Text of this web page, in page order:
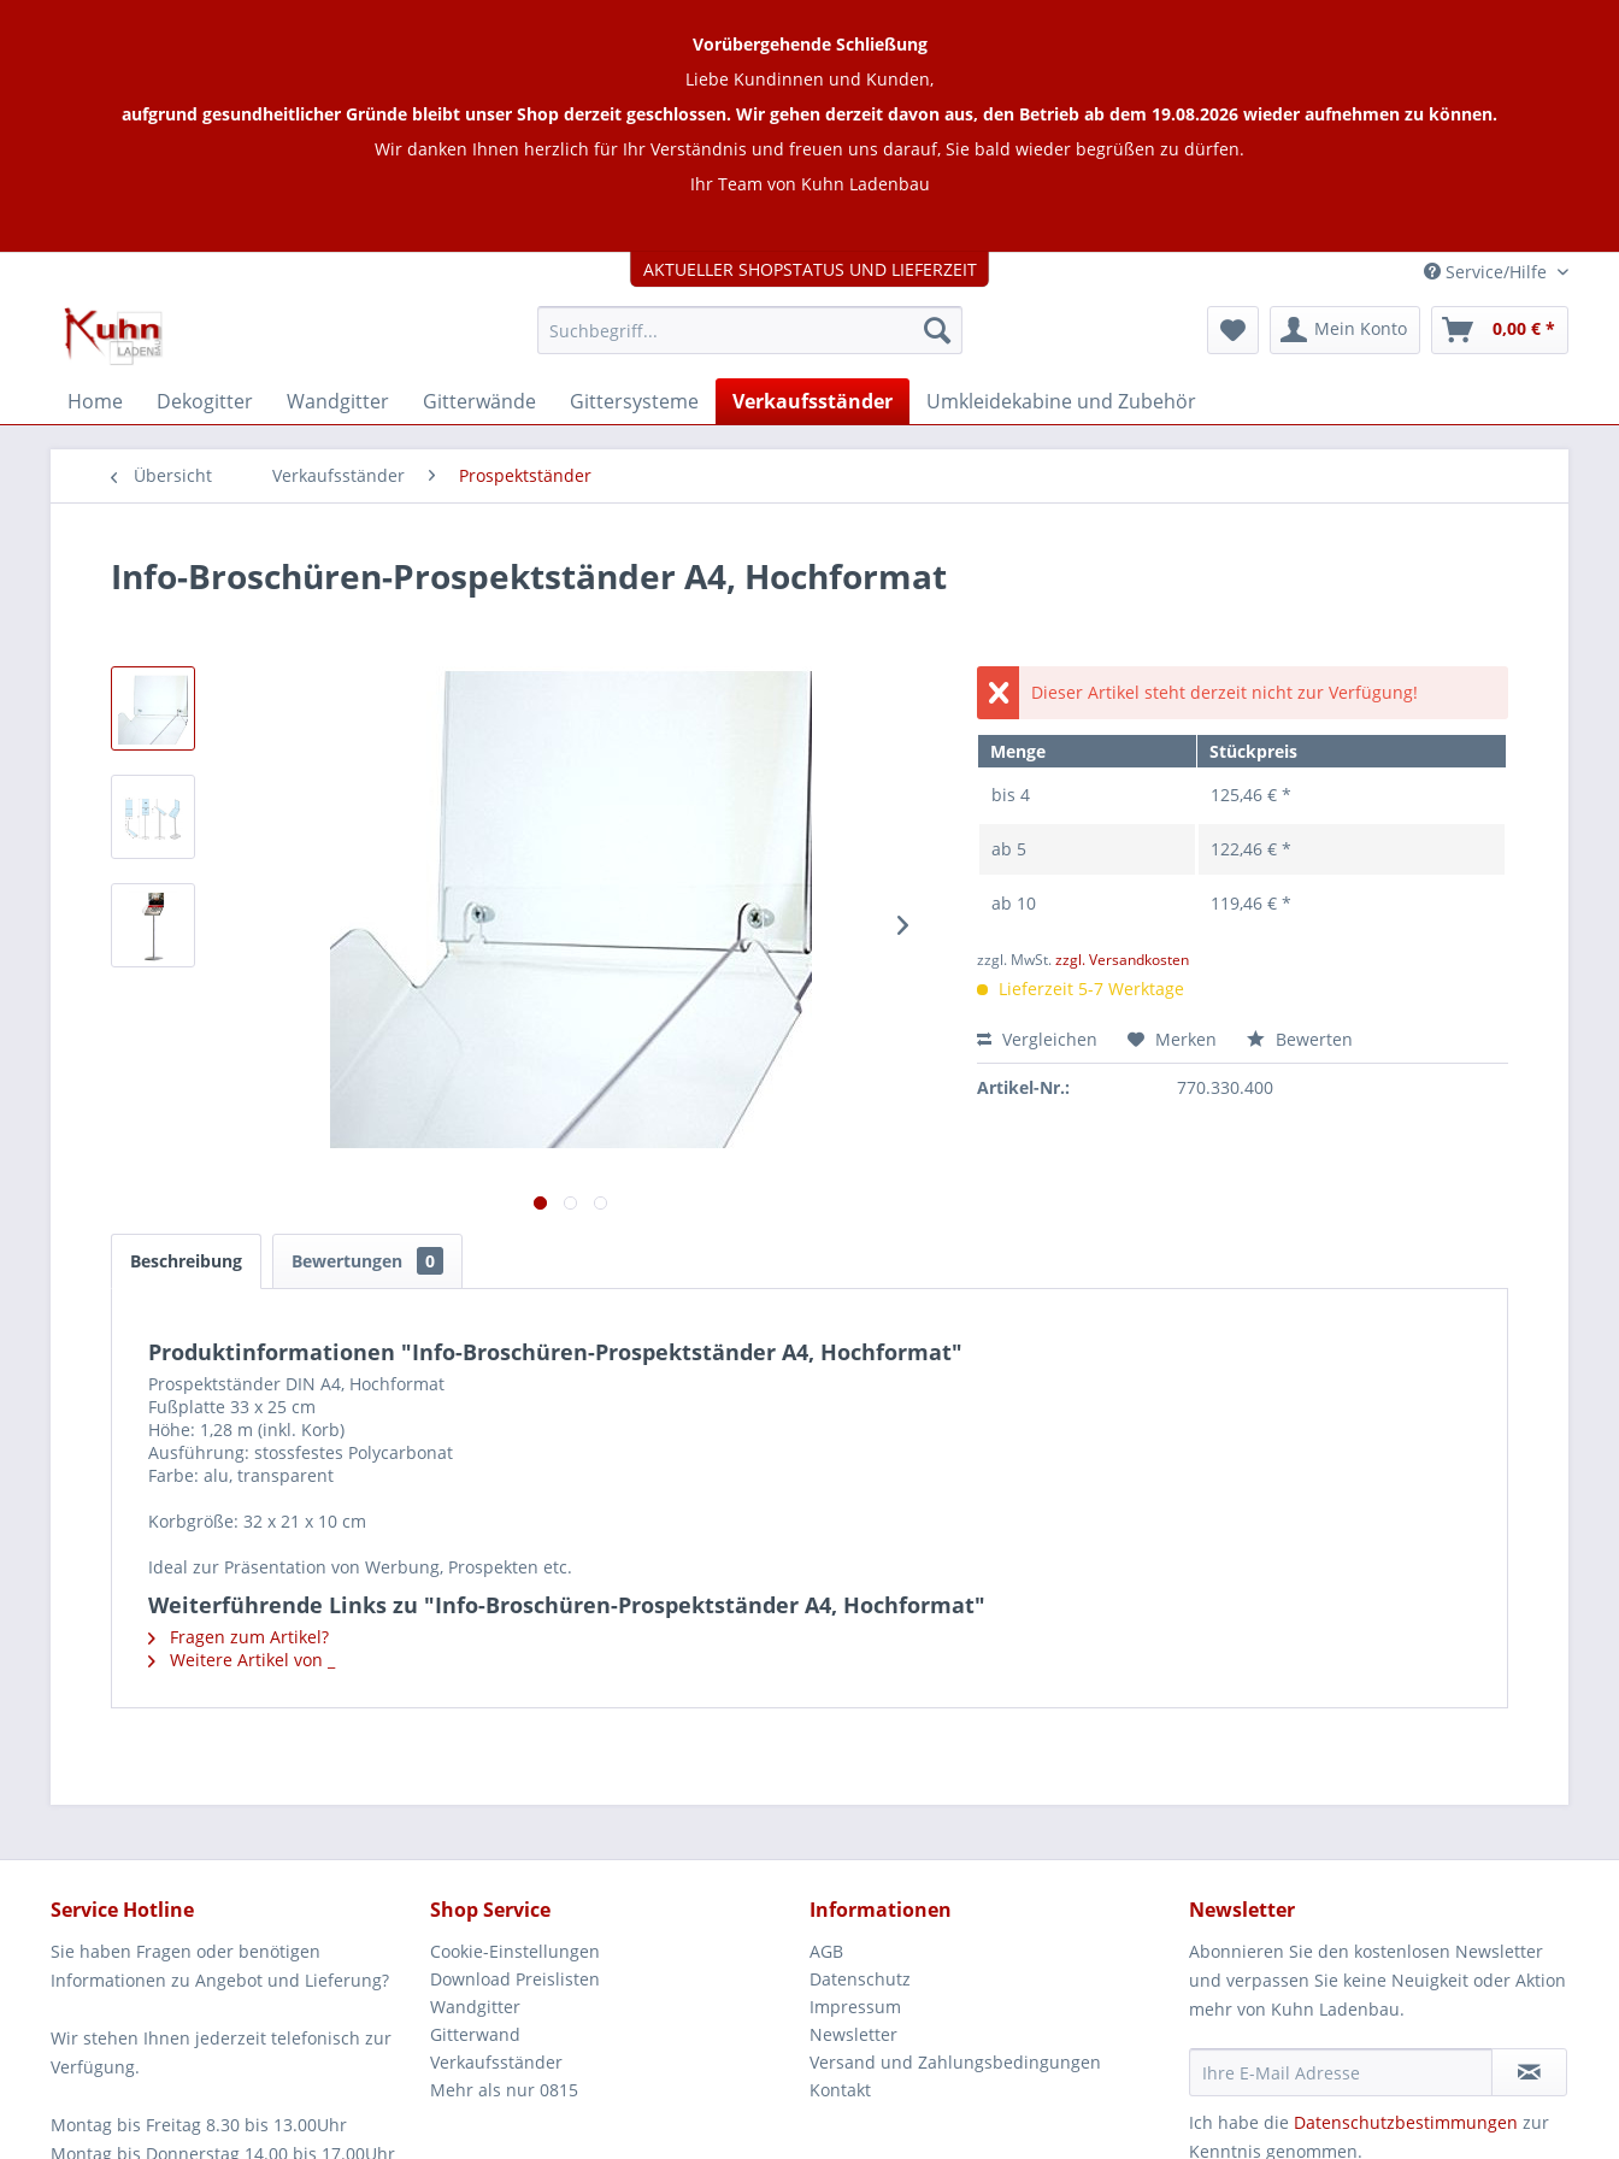
Service/Hilfe
Mein Konto 0,00 € *
Home Dekogitter Wandgitter Gitterwände Gittersysteme Verkaufsständer Umkleidekabine und Zubehör
Übersicht Verkaufsständer Prospektständer
Info-Broschüren-Prospektständer A4, Hochformat
Dieser Artikel steht derzeit nicht zur Verfügung!
Menge
Stückpreis
bis4 125,46 € *
ab 5 122,46 € *
ab 10 119,46 € *
zzgl. MwSt.zzgl. Versandkosten
Lieferzeit 5-7 Werktage
Vergleichen Merken Bewerten
Artikel-Nr.: 770.330.400
Beschreibung Bewertungen 0
Produktinformationen "Info-Broschüren-Prospektständer A4, Hochformat"
Prospektständer DIN A4, Hochformat
Fußplatte 33 x 25 cm
Höhe: 1,28 m (inkl. Korb)
Ausführung: stossfestes Polycarbonat
Farbe: alu, transparent
Korbgröße: 32 x 21 x 10 cm
Ideal zur Präsentation von Werbung, Prospekten etc.
Weiterführende Links zu "Info-Broschüren-Prospektständer A4, Hochformat"
Fragen zum Artikel?
Weitere Artikel von _
AKTUELLER SHOPSTATUS UND LIEFERZEIT
Vorübergehende Schließung
Liebe Kundinnen und Kunden,
aufgrund gesundheitlicher Gründe bleibt unser Shop derzeit geschlossen. Wir gehen derzeit davon aus, den Betrieb ab dem 19.08.2026 wieder aufnehmen zu können.
Wir danken Ihnen herzlich für Ihr Verständnis und freuen uns darauf, Sie bald wieder begrüßen zu dürfen.
Ihr Team von Kuhn Ladenbau
Service Hotline
Sie haben Fragen oder benötigen
Informationen zu Angebot und Lieferung?
Wir stehen Ihnen jederzeit telefonisch zur
Verfügung.
Montag bis Freitag 8.30 bis 13.00Uhr
Montag bis Donnerstag 14.00 bis 17.00Uhr
Shop Service
Cookie-Einstellungen
Download Preislisten
Wandgitter
Gitterwand
Verkaufsständer
Mehr als nur 0815
Informationen
AGB
Datenschutz
Impressum
Newsletter
Versand und Zahlungsbedingungen
Kontakt
Newsletter
Abonnieren Sie den kostenlosen Newsletter
und verpassen Sie keine Neuigkeit oder Aktion
mehr von Kuhn Ladenbau.
Ich habe die Datenschutzbestimmungen zur
Kenntnis genommen.